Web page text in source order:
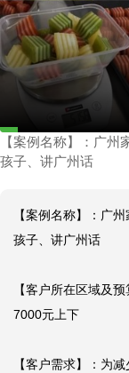
广州家政保洁
接送孩子、讲
2024-10-30 15:49:03
【案例名称】：广
孩子、讲广州话
【案例名称】：广
孩子、讲广州话
【客户所在区域及
7000元上下
【客户需求】：为